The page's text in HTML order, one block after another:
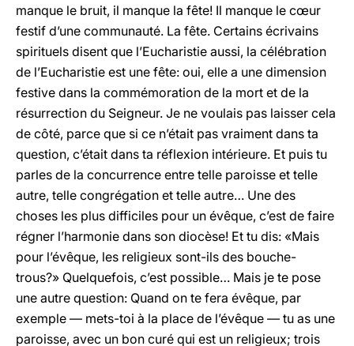
manque le bruit, il manque la fête! Il manque le cœur
festif d’une communauté. La fête. Certains écrivains
spirituels disent que l’Eucharistie aussi, la célébration
de l’Eucharistie est une fête: oui, elle a une dimension
festive dans la commémoration de la mort et de la
résurrection du Seigneur. Je ne voulais pas laisser cela
de côté, parce que si ce n’était pas vraiment dans ta
question, c’était dans ta réflexion intérieure. Et puis tu
parles de la concurrence entre telle paroisse et telle
autre, telle congrégation et telle autre… Une des
choses les plus difficiles pour un évêque, c’est de faire
régner l’harmonie dans son diocèse! Et tu dis: «Mais
pour l’évêque, les religieux sont-ils des bouche-
trous?» Quelquefois, c’est possible… Mais je te pose
une autre question: Quand on te fera évêque, par
exemple — mets-toi à la place de l’évêque — tu as une
paroisse, avec un bon curé qui est un religieux; trois